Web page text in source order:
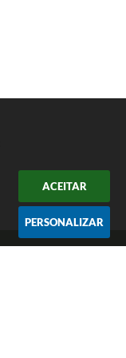
ACEITAR
PERSONALIZAR